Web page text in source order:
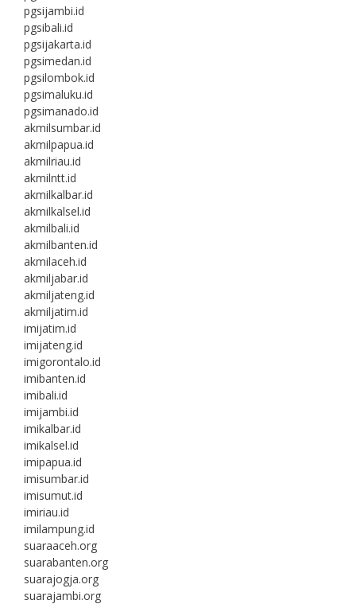
pgsijambi.id
pgsibali.id
pgsijakarta.id
pgsimedan.id
pgsilombok.id
pgsimaluku.id
pgsimanado.id
akmilsumbar.id
akmilpapua.id
akmilriau.id
akmilntt.id
akmilkalbar.id
akmilkalsel.id
akmilbali.id
akmilbanten.id
akmilaceh.id
akmiljabar.id
akmiljateng.id
akmiljatim.id
imijatim.id
imijateng.id
imigorontalo.id
imibanten.id
imibali.id
imijambi.id
imikalbar.id
imikalsel.id
imipapua.id
imisumbar.id
imisumut.id
imiriau.id
imilampung.id
suaraaceh.org
suarabanten.org
suarajogja.org
suarajambi.org